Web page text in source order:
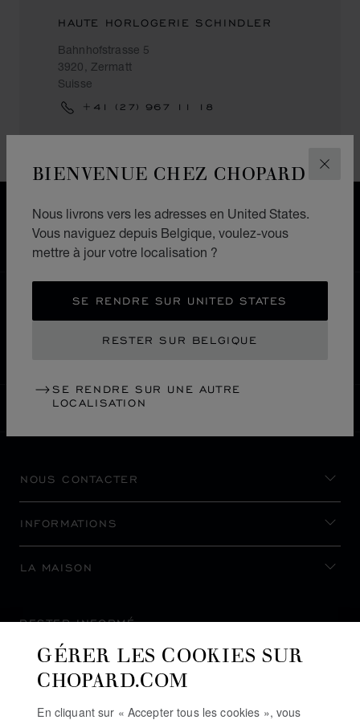
BIENVENUE CHEZ CHOPARD
Nous livrons vers les adresses en United States.
Vous naviguez depuis Belgique, voulez-vous
mettre à jour votre localisation ?
SE RENDRE SUR UNITED STATES
RESTER SUR BELGIQUE
SE RENDRE SUR UNE AUTRE
LOCALISATION
HAUTE HORLOGERIE SCHINDLER
Bahnhofstrasse 5
3920, Zermatt
Suisse
+41 (27) 967 11 18
LIVRAISON OFFERTE
PAIEMENT SÉCURISÉ
RETOURS & ÉCHANGES
LOCALISER UNE BOUTIQUE
BELGIQUE
NOUS CONTACTER
INFORMATIONS
LA MAISON
RESTER INFORMÉ
GÉRER LES COOKIES SUR
CHOPARD.COM
En cliquant sur « Accepter tous les cookies », vous